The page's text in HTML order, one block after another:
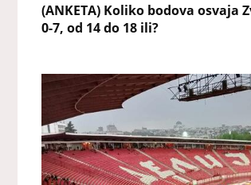
(ANKETA) Koliko bodova osvaja
0-7, od 14 do 18 ili?